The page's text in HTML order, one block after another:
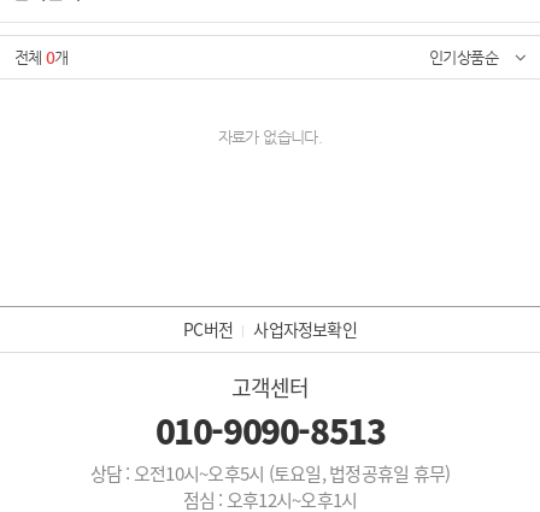
전체0개 인기상품순
자료가 없습니다.
PC버전 사업자정보확인
고객센터
010-9090-8513
상담 : 오전10시~오후5시 (토요일, 법정공휴일 휴무)
점심 : 오후12시~오후1시